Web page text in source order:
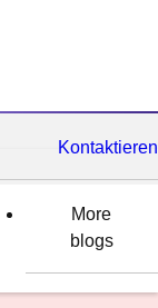
Kontaktieren
More
blogs